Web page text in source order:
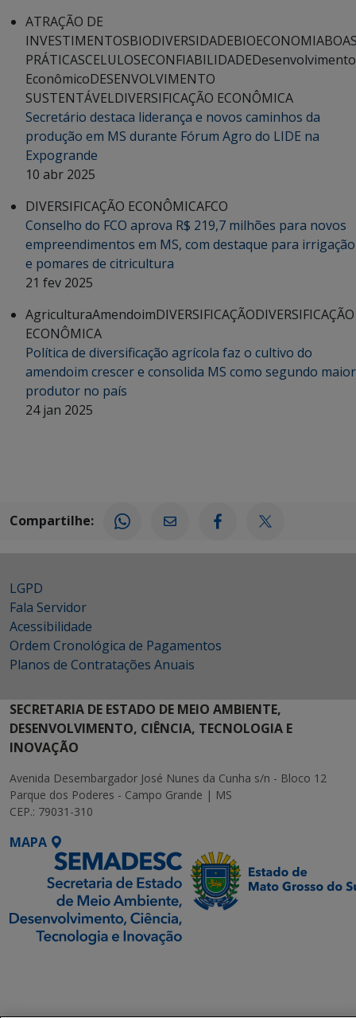
ATRAÇÃO DE
INVESTIMENTOSBIODIVERSIDADEBIOECONOMIA
PRÁTICASCELULOSECONFIABILIDADEDesenvolvimento
EconômicoDESENVOLVIMENTO
SUSTENTÁVELDIVERSIFICAÇÃO ECONÔMICA
Secretário destaca liderança e novos caminhos da
produção em MS durante Fórum Agro do LIDE na
Expogrande
10 abr 2025
DIVERSIFICAÇÃO ECONÔMICAFCO
Conselho do FCO aprova R$ 219,7 milhões para novos
empreendimentos em MS, com destaque para irrigação
e pomares de citricultura
21 fev 2025
AgriculturaAmendoimDIVERSIFICAÇÃODIVERSIFICAÇÃO
ECONÔMICA
Política de diversificação agrícola faz o cultivo do
amendoim crescer e consolida MS como segundo maior
produtor no país
24 jan 2025
Compartilhe:
LGPD
Fala Servidor
Acessibilidade
Ordem Cronológica de Pagamentos
Planos de Contratações Anuais
SECRETARIA DE ESTADO DE MEIO AMBIENTE,
DESENVOLVIMENTO, CIÊNCIA, TECNOLOGIA E
INOVAÇÃO
Avenida Desembargador José Nunes da Cunha s/n - Bloco 12
Parque dos Poderes - Campo Grande | MS
CEP.: 79031-310
MAPA